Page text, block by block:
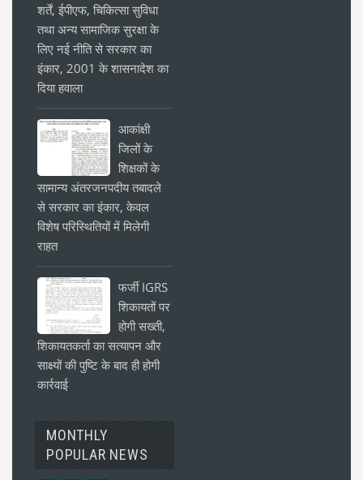
शर्तें, ईपीएफ, चिकित्सा सुविधा
तथा अन्य सामाजिक सुरक्षा के
लिए नई नीति से सरकार का
इंकार, 2001 के शासनादेश का
दिया हवाला
आकांक्षी
जिलों के
शिक्षकों के
सामान्य अंतरजनपदीय तबादले
से सरकार का इंकार, केवल
विशेष परिस्थितियों में मिलेगी
राहत
फर्जी IGRS
शिकायतों पर
होगी सख्ती,
शिकायतकर्ता का सत्यापन और
साक्ष्यों की पुष्टि के बाद ही होगी
कार्रवाई
MONTHLY
POPULAR NEWS